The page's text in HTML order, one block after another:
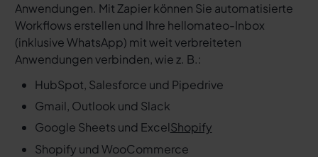
Anwendungen. Mit Zapier können Sie automatisierte
Workflows erstellen und Ihre hellomateo-Inbox
(inklusive WhatsApp) mit weit verbreiteten
Anwendungen verbinden, wie z. B.:
HubSpot, Salesforce und Pipedrive
Gmail, Outlook und Slack
Google Sheets und ExcelShopify
Shopify und WooCommerce